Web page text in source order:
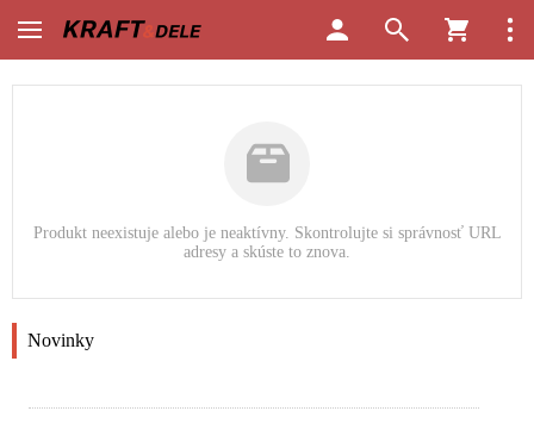
Produkt neexistuje alebo je neaktívny. Skontrolujte si správnosť URL
adresy a skúste to znova.
Novinky